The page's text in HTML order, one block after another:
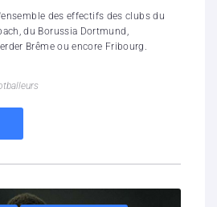
des effectifs des clubs du
du Borussia Dortmund,
Brême ou encore Fribourg.